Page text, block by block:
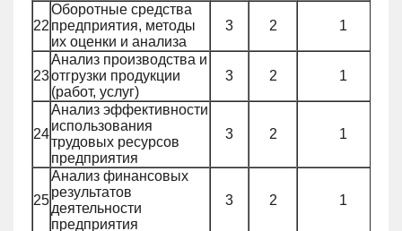
22
Оборотные средства
предприятия, методы
их оценки и анализа
3 2 1
23
Анализ производства и
отгрузки продукции
(работ, услуг)
3 2 1
24
Анализ эффективности
использования
трудовых ресурсов
предприятия
3 2 1
25
Анализ финансовых
результатов
деятельности
предприятия
3 2 1